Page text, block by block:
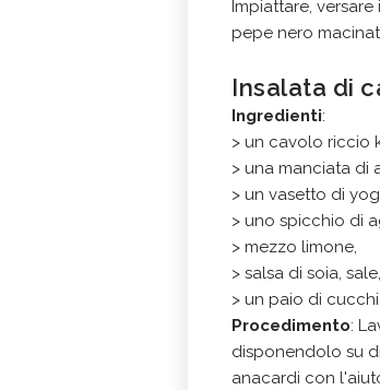
Impiattare,
pepe nero
Insalata di
Ingredienti:
> un cavolo riccio
> una manciata di
> un vasetto di
> uno spicchio di
> mezzo limone,
> salsa di soia,
> un paio di
Procedimento:
disponendolo su
anacardi con